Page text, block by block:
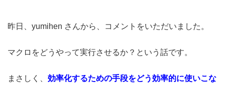
昨日、yumihen さんから、コメントをいただいました。
マクロをどうやって実行させるか？という話です。
まさしく、 効率化するための手段をどう効率的に使いこな